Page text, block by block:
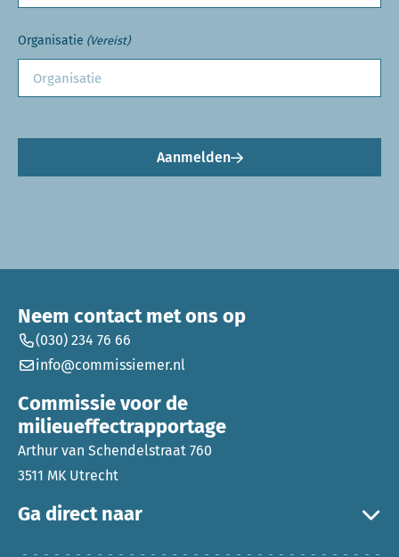
Organisatie (Vereist)
Aanmelden
Ga direct naar
Neem contact met ons op
(030) 234 76 66
info@commissiemer.nl
Commissie voor de
milieueffectrapportage
Arthur van Schendelstraat 760
3511 MK Utrecht